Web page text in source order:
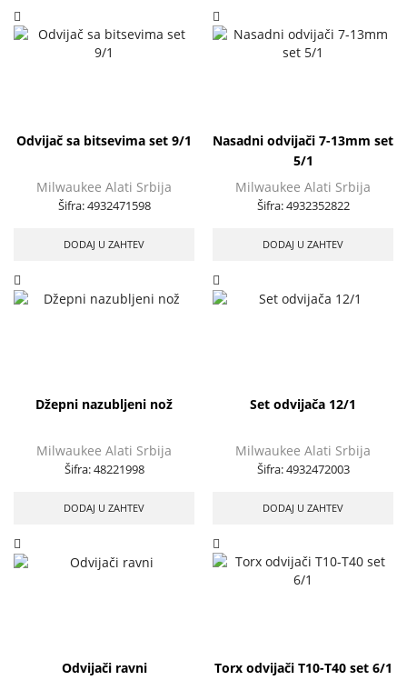
Odvijač sa bitsevima set 9/1
Milwaukee Alati Srbija
Šifra:4932471598
DODAJ U ZAHTEV
Nasadni odvijači 7-13mm set
5/1
Milwaukee Alati Srbija
Šifra:4932352822
DODAJ U ZAHTEV
Džepni nazubljeni nož
Milwaukee Alati Srbija
Šifra:48221998
DODAJ U ZAHTEV
Set odvijača 12/1
Milwaukee Alati Srbija
Šifra:4932472003
DODAJ U ZAHTEV
Odvijači ravni Torx odvijači T10-T40 set 6/1